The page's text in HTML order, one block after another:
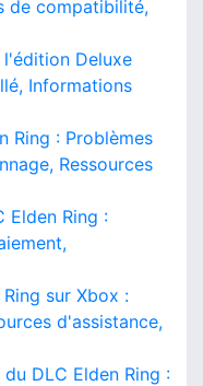
de compatibilité,
Deluxe
Informations
Ring : Problèmes
Ressources
Elden Ring :
sur Xbox :
d'assistance,
DLC Elden Ring :